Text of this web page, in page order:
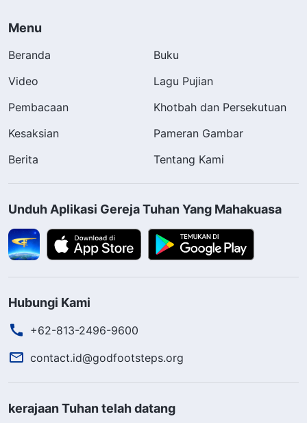
Menu
Beranda
Buku
Video
Lagu Pujian
Pembacaan
Khotbah dan Persekutuan
Kesaksian
Pameran Gambar
Berita
Tentang Kami
Unduh Aplikasi Gereja Tuhan Yang Mahakuasa
Hubungi Kami
+62-813-2496-9600
contact.id@godfootsteps.org
kerajaan Tuhan telah datang